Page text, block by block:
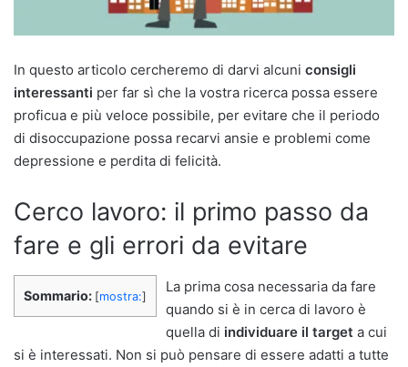
In questo articolo cercheremo di darvi alcuni consigli
interessanti per far sì che la vostra ricerca possa essere
proficua e più veloce possibile, per evitare che il periodo
di disoccupazione possa recarvi ansie e problemi come
depressione e perdita di felicità.
Cerco lavoro: il primo passo da
fare e gli errori da evitare
Sommario: [mostra:]
La prima cosa necessaria da fare
quando si è in cerca di lavoro è
quella di individuare il target a cui
si è interessati. Non si può pensare di essere adatti a tutte